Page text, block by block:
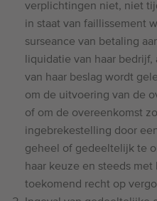
verplichtingen niet, niet
in staat van faillissement
surseance van betaling
liquidatie van haar
van haar beslag wordt
om de uitvoering van de
of om de overeenkomst
ingebrekestelling door
geheel of gedeeltelijk te
haar keuze en steeds
toekomend recht op